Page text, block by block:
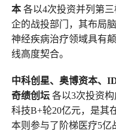
本各以4次投资并列第
企的战投部门，其布局
神经疾病治疗领域具有
线高度契合。
中科创星、奥博资本、
奇绩创坛各以3次投资构
科技B+轮20亿元，是其
本则参与了阶梯医疗5亿